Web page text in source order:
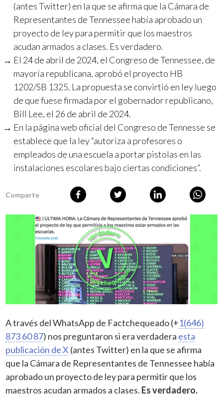
(antes Twitter) en la que se afirma que la Cámara de
Representantes de Tennessee había aprobado un
proyecto de ley para permitir que los maestros
acudan armados a clases. Es verdadero.
El 24 de abril de 2024, el Congreso de Tennessee, de
mayoría republicana, aprobó el proyecto HB
1202/SB 1325. La propuesta se convirtió en ley luego
de que fuese firmada por el gobernador republicano,
Bill Lee, el 26 de abril de 2024.
En la página web oficial del Congreso de Tennesse se
establece que la ley “autoriza a profesores o
empleados de una escuela a portar pistolas en las
instalaciones escolares bajo ciertas condiciones”.
Comparte
A través del WhatsApp de Factchequeado (+1(646)
873 60 87) nos preguntaron si era verdadera esta
publicación de X (antes Twitter) en la que se afirma
que la Cámara de Representantes de Tennessee había
aprobado un proyecto de ley para permitir que los
maestros acudan armados a clases. Es verdadero.